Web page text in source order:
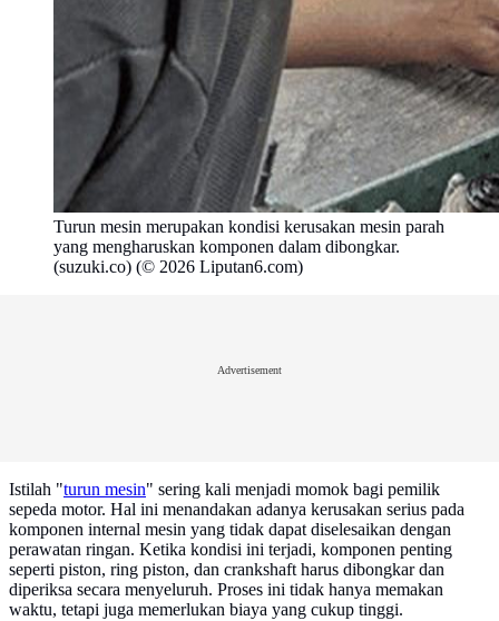
Turun mesin merupakan kondisi kerusakan mesin parah
yang mengharuskan komponen dalam dibongkar.
(suzuki.co) (© 2026 Liputan6.com)
Advertisement
Istilah "turun mesin" sering kali menjadi momok bagi pemilik
sepeda motor. Hal ini menandakan adanya kerusakan serius pada
komponen internal mesin yang tidak dapat diselesaikan dengan
perawatan ringan. Ketika kondisi ini terjadi, komponen penting
seperti piston, ring piston, dan crankshaft harus dibongkar dan
diperiksa secara menyeluruh. Proses ini tidak hanya memakan
waktu, tetapi juga memerlukan biaya yang cukup tinggi.